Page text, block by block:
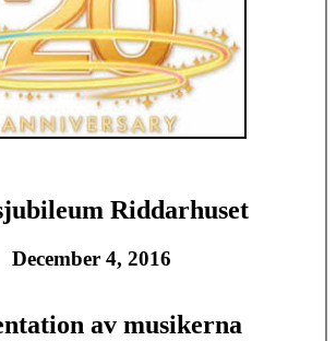
Riddarhuset
December 4, 2016
av musikerna